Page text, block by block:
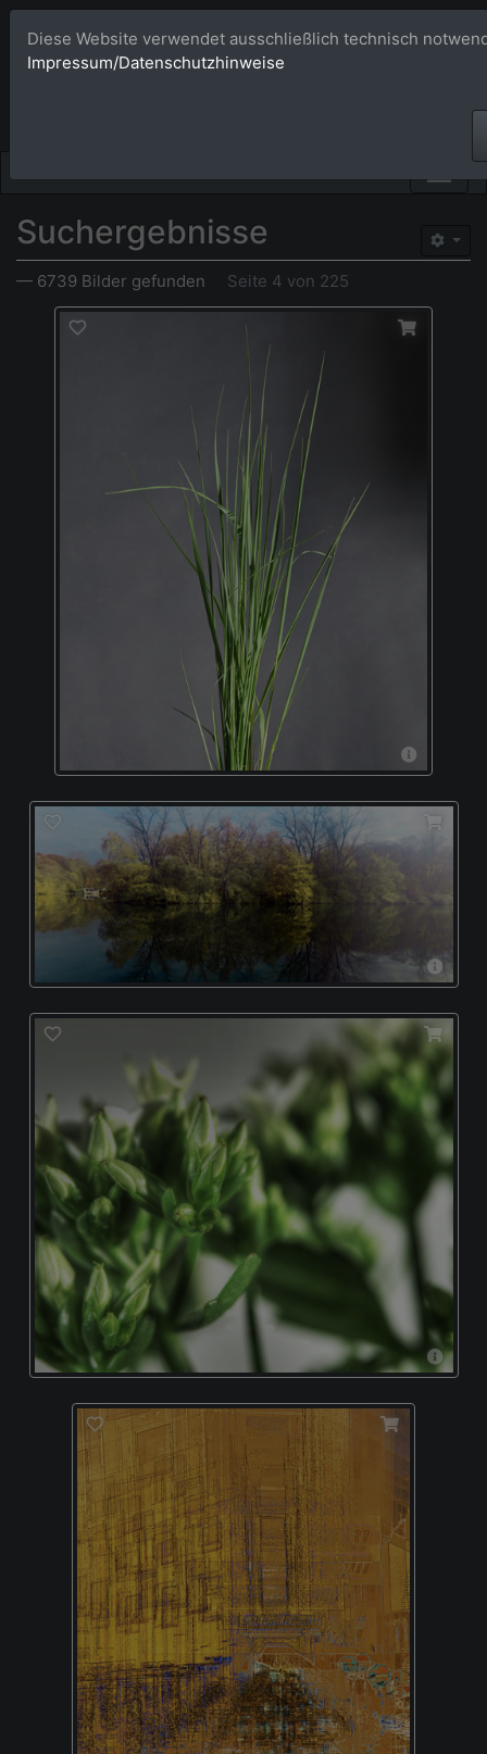
Bildagentur
Suchergebnisse
— 6739 Bilder gefunden Seite 4 von 225
Diese Website verwendet ausschließlich technisch
Impressum/Datenschutzhinweise